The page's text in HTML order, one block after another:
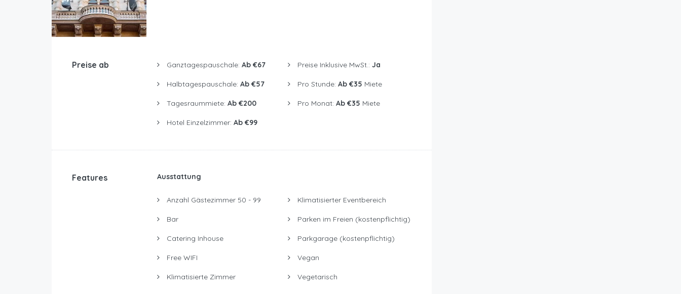
Preise ab Ganztagespauschale: Ab €67
Halbtagespauschale: Ab €57
Tagesraummiete: Ab €200
Hotel Einzelzimmer: Ab €99
Preise Inklusive MwSt.: Ja
Pro Stunde: Ab €35 Miete
Pro Monat: Ab €35 Miete
Features Ausstattung
Anzahl Gästezimmer 50 - 99
Bar
Catering Inhouse
Free WIFI
Klimatisierte Zimmer
Klimatisierter Eventbereich
Parken im Freien (kostenpflichtig)
Parkgarage (kostenpflichtig)
Vegan
Vegetarisch